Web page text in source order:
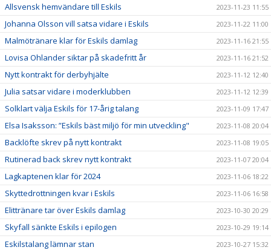
Allsvensk hemvändare till Eskils 2023-11-23 11:55
Johanna Olsson vill satsa vidare i Eskils 2023-11-22 11:00
Malmötränare klar för Eskils damlag 2023-11-16 21:55
Lovisa Ohlander siktar på skadefritt år 2023-11-16 21:52
Nytt kontrakt för derbyhjälte 2023-11-12 12:40
Julia satsar vidare i moderklubben 2023-11-12 12:39
Solklart välja Eskils för 17-årig talang 2023-11-09 17:47
Elsa Isaksson: ”Eskils bäst miljö för min utveckling" 2023-11-08 20:04
Backlöfte skrev på nytt kontrakt 2023-11-08 19:05
Rutinerad back skrev nytt kontrakt 2023-11-07 20:04
Lagkaptenen klar för 2024 2023-11-06 18:22
Skyttedrottningen kvar i Eskils 2023-11-06 16:58
Elittränare tar över Eskils damlag 2023-10-30 20:29
Skyfall sänkte Eskils i epilogen 2023-10-29 19:14
Eskilstalang lämnar stan 2023-10-27 15:32